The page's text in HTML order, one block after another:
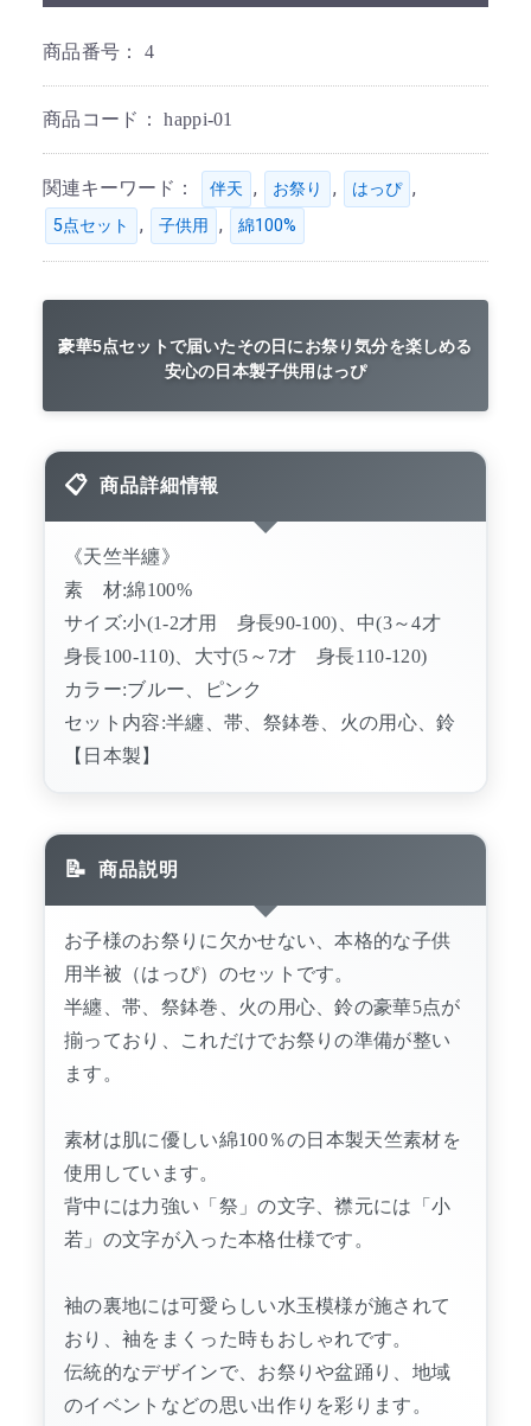
商品番号： 4
商品コード：happi-01
関連キーワード： 伴天 , お祭り , はっぴ ,
5点セット , 子供用 , 綿100%
豪華5点セットで届いたその日にお祭り気分を楽しめる
安心の日本製子供用はっぴ
商品詳細情報
《天竺半纏》
素 材:綿100%
サイズ:小(1-2才用 身長90-100)、中(3～4才
身長100-110)、大寸(5～7才 身長110-120)
カラー:ブルー、ピンク
セット内容:半纏、帯、祭鉢巻、火の用心、鈴
【日本製】
商品説明
お子様のお祭りに欠かせない、本格的な子供
用半被（はっぴ）のセットです。
半纏、帯、祭鉢巻、火の用心、鈴の豪華5点が
揃っており、これだけでお祭りの準備が整い
ます。
素材は肌に優しい綿100％の日本製天竺素材を
使用しています。
背中には力強い「祭」の文字、襟元には「小
若」の文字が入った本格仕様です。
袖の裏地には可愛らしい水玉模様が施されて
おり、袖をまくった時もおしゃれです。
伝統的なデザインで、お祭りや盆踊り、地域
のイベントなどの思い出作りを彩ります。